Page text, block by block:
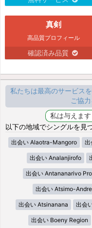
真剣
高品質プロフィール
確認済み品質
私たちは最高のサービス
ご協
以下の地域でシングルを見
出会い Alaotra-Mangoro 出
出会い Analanjirofo
出会い Antananarivo
出会い Atsimo-
出会い Atsinanana 出会
出会い Boeny Region